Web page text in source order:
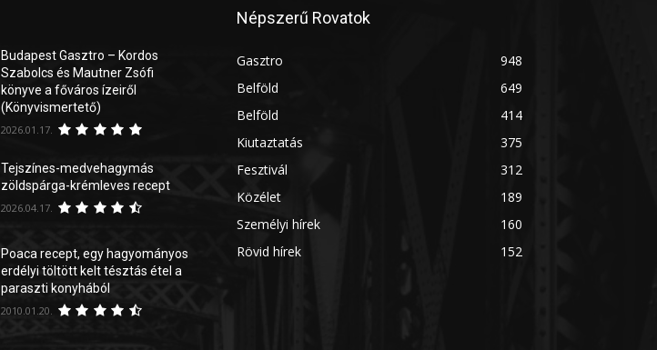
Budapest Gasztro – Kordos
Szabolcs és Mautner Zsófi
könyve a főváros ízeiről
(Könyvismertető)
2026.01.17.
Tejszínes-medvehagymás
zöldspárga-krémleves recept
2026.04.17.
Poaca recept, egy hagyományos
erdélyi töltött kelt tésztás étel a
paraszti konyhából
2010.01.20.
Népszerű Rovatok
Gasztro
948
Belföld
649
Belföld
414
Kiutaztatás
375
Fesztivál
312
Közélet
189
Személyi hírek
160
Rövid hírek
152